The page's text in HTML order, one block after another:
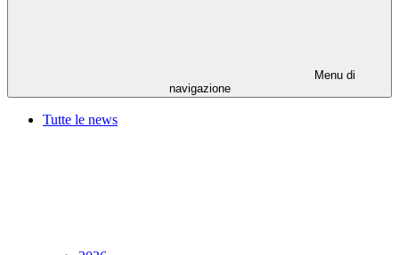
Menu di
navigazione
Tutte le news